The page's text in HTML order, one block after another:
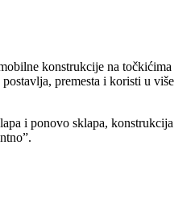
konstrukcije na točkićima
premesta i koristi u više
i ponovo sklapa, konstrukcija